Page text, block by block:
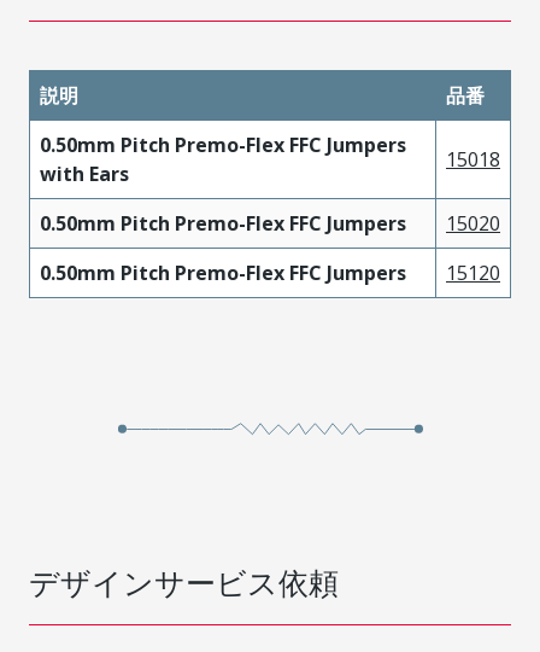
説明
品番
0.50mm Pitch Premo-Flex FFC Jumpers
with Ears
15018
0.50mm Pitch Premo-Flex FFC Jumpers
15020
0.50mm Pitch Premo-Flex FFC Jumpers
15120
デザインサービス依頼